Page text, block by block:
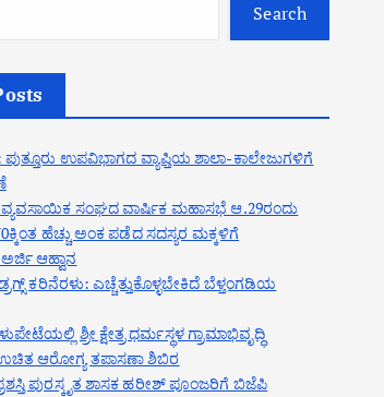
Search
ಉಪವಿಭಾಗದ ವ್ಯಾಪ್ತಿಯ ಶಾಲಾ-ಕಾಲೇಜುಗಳಿಗೆ
ಸಂಘದ ವಾರ್ಷಿಕ ಮಹಾಸಭೆ ಆ.29ರಂದು
ಹೆಚ್ಚು ಅಂಕ ಪಡೆದ ಸದಸ್ಯರ ಮಕ್ಕಳಿಗೆ
ಆಹ್ವಾನ
ಕರಿನೆರಳು: ಎಚ್ಚೆತ್ತುಕೊಳ್ಳಬೇಕಿದೆ ಬೆಳ್ತಂಗಡಿಯ
ಶ್ರೀ ಕ್ಷೇತ್ರ ಧರ್ಮಸ್ಥಳ ಗ್ರಾಮಾಭಿವೃದ್ಧಿ
ಆರೋಗ್ಯ ತಪಾಸಣಾ ಶಿಬಿರ
ಪುರಸ್ಕೃತ ಶಾಸಕ ಹರೀಶ್ ಪೂಂಜರಿಗೆ ಬಿಜೆಪಿ